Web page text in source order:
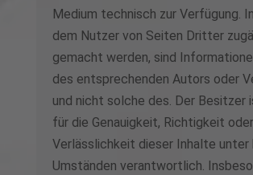
Medium technisch zur Verfügung.
dem Nutzer von Seiten Dritter
gemacht werden, sind
des entsprechenden Autors oder
und nicht solche des. Der Besitzer
für die Genauigkeit, Richtigkeit oder
Verlässlichkeit dieser Inhalte unter
Umständen verantwortlich.